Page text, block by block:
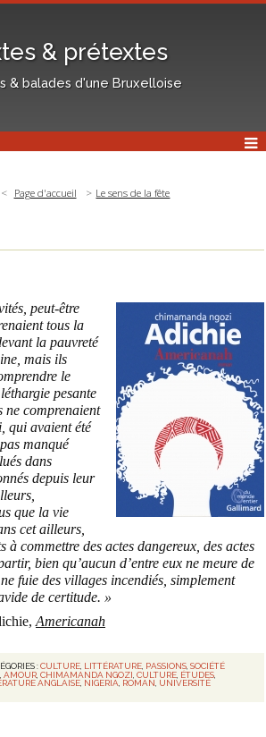
& prétextes
& balades d'une Bruxelloise
Page d'accueil Le sens de la fête
peut-être
tous la
la pauvreté
mais ils
le
pesante
ne comprenaient
qui avaient été
manqué
dans
depuis leur
que la vie
cet ailleurs,
à commettre des actes dangereux, des actes
bien qu’aucun d’entre eux ne meure de
fuie des villages incendiés, simplement
de certitude. »
Americanah
:CULTURE, LITTÉRATURE, PASSIONS, SOCIÉTÉ
,AMOUR,CHIMAMANDA NGOZI,CULTURE, ÉTUDES,
ANGLAISE, NIGERIA, ROMAN, UNIVERSITÉ